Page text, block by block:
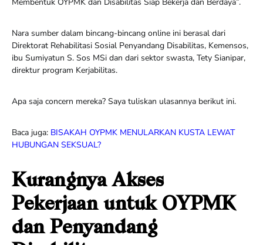
Nara sumber dalam bincang-bincang online ini berasal dari
Direktorat Rehabilitasi Sosial Penyandang Disabilitas, Kemensos,
ibu Sumiyatun S. Sos MSi dan dari sektor swasta, Tety Sianipar,
direktur program Kerjabilitas.
Apa saja concern mereka? Saya tuliskan ulasannya berikut ini.
Baca juga: BISAKAH OYPMK MENULARKAN KUSTA LEWAT
HUBUNGAN SEKSUAL?
Kurangnya Akses
Pekerjaan untuk OYPMK
dan Penyandang